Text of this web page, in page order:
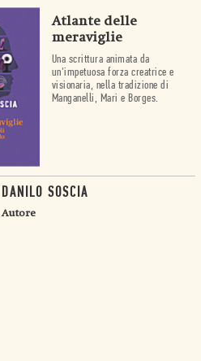
Atlante delle
meraviglie
Una scrittura animata da
un'impetuosa forza creatrice e
visionaria, nella tradizione di
Manganelli, Mari e Borges.
DANILO SOSCIA
Autore